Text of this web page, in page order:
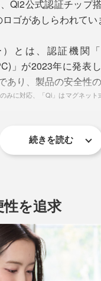
オン電池と違い、
燃えにくいジェル状
しにくく、発火もし
的に軽減した、最先端
Qi2公式認証チップ
ゴがあしらわれてい
とは、認証機関「
」が2023年に発表
あり、製品の安全性の
みに対応、「Qi」はマグネッ
続きを読む
性を追求